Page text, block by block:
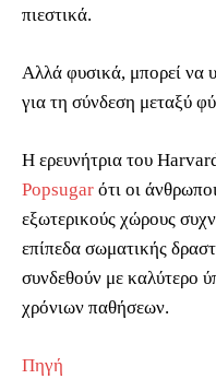
πιεστικά.
Αλλά φυσικά, μπορεί να
για τη σύνδεση μεταξύ
Η ερευνήτρια του
Popsugar ότι οι
εξωτερικούς χώρους
επίπεδα σωματικής
συνδεθούν με καλύτερο
χρόνιων παθήσεων.
Πηγή